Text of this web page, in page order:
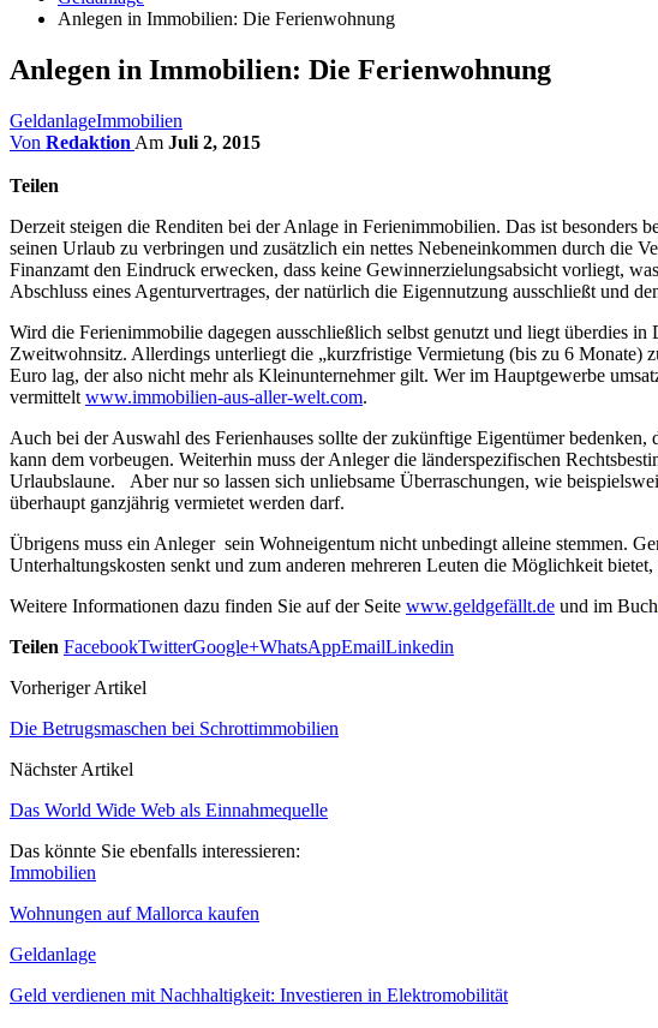
Anlegen in Immobilien: Die Ferienwohnung
Anlegen in Immobilien: Die Ferienwohnung
GeldanlageImmobilien
Von Redaktion Am Juli 2, 2015
Teilen
Derzeit steigen die Renditen bei der Anlage in Ferienimmobilien. Das ist besonders
seinen Urlaub zu verbringen und zusätzlich ein nettes Nebeneinkommen durch die
Finanzamt den Eindruck erwecken, dass keine Gewinnerzielungsabsicht vorliegt,
Abschluss eines Agenturvertrages, der natürlich die Eigennutzung ausschließt und
Wird die Ferienimmobilie dagegen ausschließlich selbst genutzt und liegt überdies
Zweitwohnsitz. Allerdings unterliegt die „kurzfristige Vermietung (bis zu 6 Monate)
Euro lag, der also nicht mehr als Kleinunternehmer gilt. Wer im Hauptgewerbe
vermittelt www.immobilien-aus-aller-welt.com.
Auch bei der Auswahl des Ferienhauses sollte der zukünftige Eigentümer
kann dem vorbeugen. Weiterhin muss der Anleger die länderspezifischen
Urlaubslaune. Aber nur so lassen sich unliebsame Überraschungen, wie
überhaupt ganzjährig vermietet werden darf.
Übrigens muss ein Anleger sein Wohneigentum nicht unbedingt alleine stemmen.
Unterhaltungskosten senkt und zum anderen mehreren Leuten die Möglichkeit
Weitere Informationen dazu finden Sie auf der Seite www.geldgefällt.de und im Buch
Teilen FacebookTwitterGoogle+WhatsAppEmailLinkedin
Vorheriger Artikel
Die Betrugsmaschen bei Schrottimmobilien
Nächster Artikel
Das World Wide Web als Einnahmequelle
Das könnte Sie ebenfalls interessieren:
Immobilien
Wohnungen auf Mallorca kaufen
Geldanlage
Geld verdienen mit Nachhaltigkeit: Investieren in Elektromobilität